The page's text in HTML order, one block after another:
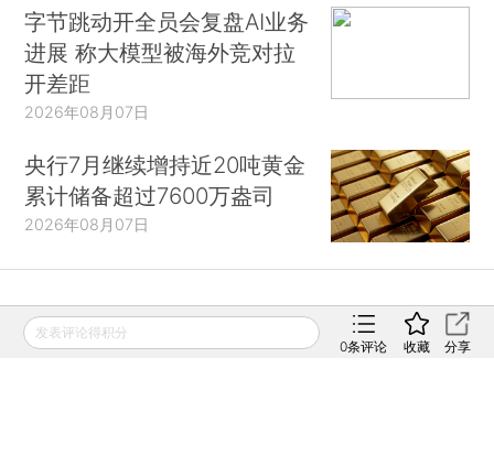
字节跳动开全员会复盘AI业务
进展 称大模型被海外竞对拉
开差距
2026年08月07日
央行7月继续增持近20吨黄金
累计储备超过7600万盎司
2026年08月07日
财新移动
发表评论得积分
0条评论 收藏 分享